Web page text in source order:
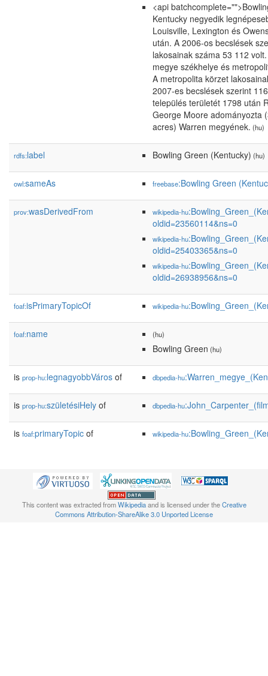
<api
Kentucky negyedik
Louisville, Lexington és
után. A 2006-os becslések
lakosainak száma 53 112
megye székhelye és
A metropolita körzet
2007-es becslések szerint
település területét 1798 után
George Moore adományozta
acres) Warren megyének. (hu)
rdfs:label Bowling Green (Kentucky) (hu)
owl:sameAs freebase:Bowling Green
prov:wasDerivedFrom wikipedia-hu
oldid=23560114&ns=0
wikipedia-hu
oldid=25403365&ns=0
wikipedia-hu
oldid=26938956&ns=0
foaf:isPrimaryTopicOf wikipedia-hu
foaf:name (hu)
Bowling Green (hu)
is prop-hu:legnagyobbVáros of dbpedia-hu
is prop-hu:születésiHely of dbpedia-hu
is foaf:primaryTopic of wikipedia-hu
This content was extracted fromWikipediaand is licensed under theCreative
Commons Attribution-ShareAlike 3.0 Unported License